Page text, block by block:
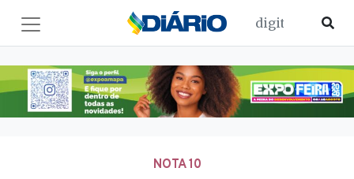
NOTA 10